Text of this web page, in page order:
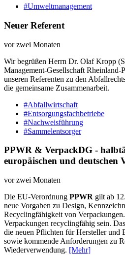
#Umweltmanagement
Neuer Referent
vor zwei Monaten
Wir begrüßen Herrn Dr. Olaf Kropp
Management-Gesellschaft
unseren Referenten zu den
die gemeinsame Zusammenarbeit.
#Abfallwirtschaft
#Entsorgungsfachbetriebe
#Nachweisführung
#Sammelentsorger
PPWR & VerpackDG -
europäischen und deutschen
vor zwei Monaten
Die EU-Verordnung PPWR gilt ab
neue Vorgaben zu Design,
Recyclingfähigkeit von
Verpackungen recyclingfähig sein.
die neuen Pflichten für Hersteller und
sowie kommende Anforderungen zu
Wiederverwendung. [Mehr]